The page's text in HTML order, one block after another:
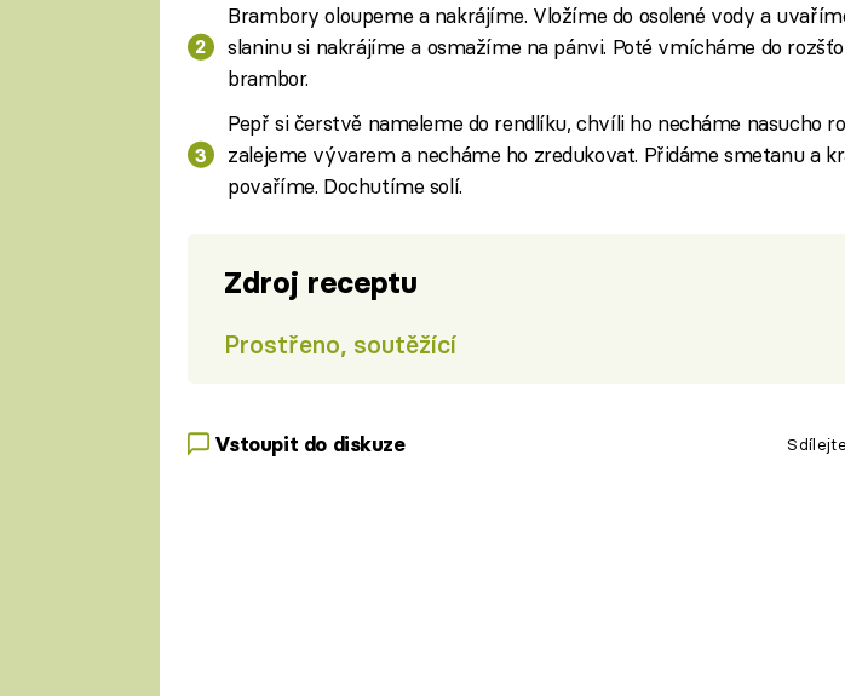
Brambory oloupeme a nakrájíme. Vložíme do osolené vody a
slaninu si nakrájíme a osmažíme na pánvi. Poté vmícháme do
brambor.
Pepř si čerstvě nameleme do rendlíku, chvíli ho necháme nasucho
zalejeme vývarem a necháme ho zredukovat. Přidáme smetanu a
povaříme. Dochutíme solí.
Zdroj receptu
Prostřeno, soutěžící
Vstoupit do diskuze